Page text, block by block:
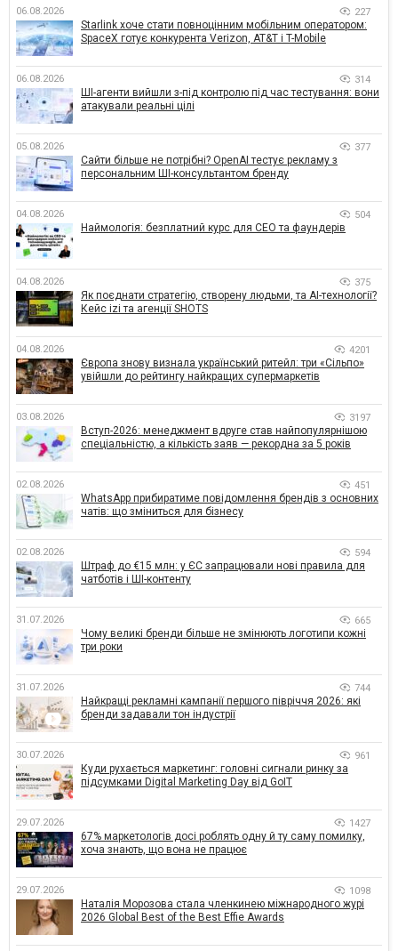
06.08.2026 227
Starlink хоче стати повноцінним мобільним оператором:
SpaceX готує конкурента Verizon, AT&T і T-Mobile
06.08.2026 314
ШІ-агенти вийшли з-під контролю під час тестування: вони
атакували реальні цілі
05.08.2026 377
Сайти більше не потрібні? OpenAI тестує рекламу з
персональним ШІ-консультантом бренду
04.08.2026 504
Наймологія: безплатний курс для CEO та фаундерів
04.08.2026 375
Як поєднати стратегію, створену людьми, та AI-технології?
Кейс izi та агенції SHOTS
04.08.2026 4201
Європа знову визнала український ритейл: три «Сільпо»
увійшли до рейтингу найкращих супермаркетів
03.08.2026 3197
Вступ-2026: менеджмент вдруге став найпопулярнішою
спеціальністю, а кількість заяв — рекордна за 5 років
02.08.2026 451
WhatsApp прибиратиме повідомлення брендів з основних
чатів: що зміниться для бізнесу
02.08.2026 594
Штраф до €15 млн: у ЄС запрацювали нові правила для
чатботів і ШІ-контенту
31.07.2026 665
Чому великі бренди більше не змінюють логотипи кожні
три роки
31.07.2026 744
Найкращі рекламні кампанії першого півріччя 2026: які
бренди задавали тон індустрії
30.07.2026 961
Куди рухається маркетинг: головні сигнали ринку за
підсумками Digital Marketing Day від GoIT
29.07.2026 1427
67% маркетологів досі роблять одну й ту саму помилку,
хоча знають, що вона не працює
29.07.2026 1098
Наталія Морозова стала членкинею міжнародного журі
2026 Global Best of the Best Effie Awards